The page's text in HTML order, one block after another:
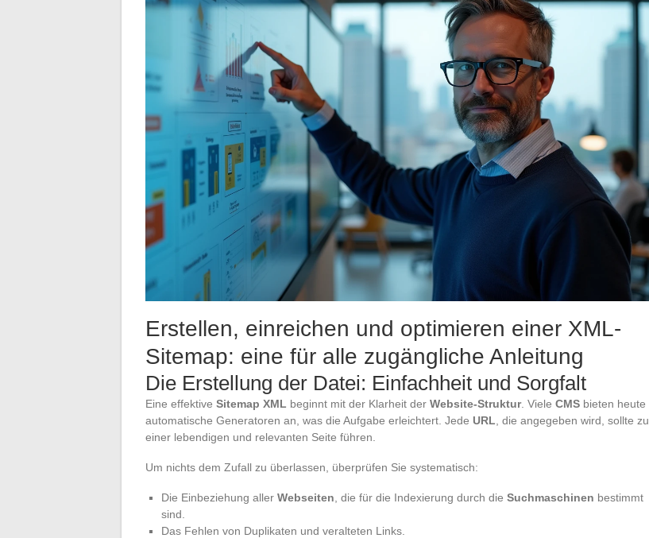
Erstellen, einreichen und optimieren einer XML-
Sitemap: eine für alle zugängliche Anleitung
Die Erstellung der Datei: Einfachheit und Sorgfalt
Eine effektive Sitemap XML beginnt mit der Klarheit der Website-Struktur. Viele CMS bieten heute
automatische Generatoren an, was die Aufgabe erleichtert. Jede URL , die angegeben wird, sollte zu
einer lebendigen und relevanten Seite führen.
Um nichts dem Zufall zu überlassen, überprüfen Sie systematisch:
Die Einbeziehung aller Webseiten , die für die Indexierung durch die Suchmaschinen bestimmt
sind.
Das Fehlen von Duplikaten und veralteten Links.